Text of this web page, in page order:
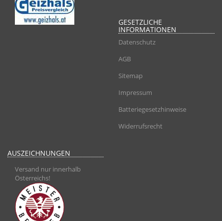
GESETZLICHE
INFORMATIONEN
Datenschutz
AGB
Sitemap
Impressum
Batteriegesetzhinweise
Widerrufsrecht
AUSZEICHNUNGEN
Versand nur innerhalb
Österreichs!